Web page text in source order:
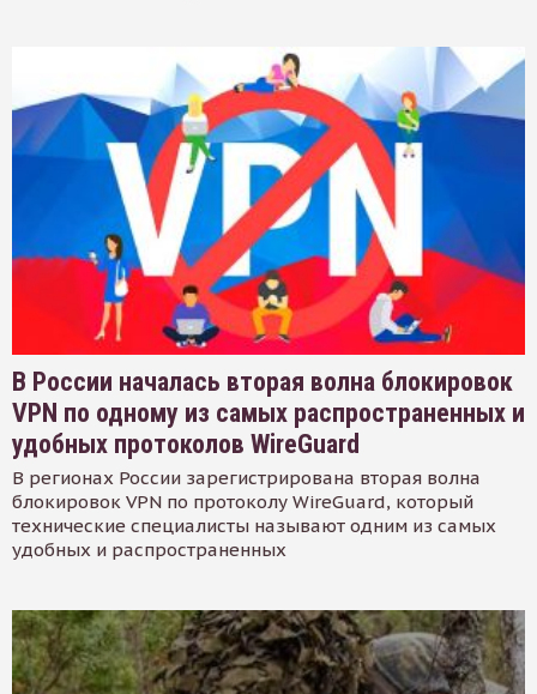
В России началась вторая волна блокировок
VPN по одному из самых распространенных и
удобных протоколов WireGuard
В регионах России зарегистрирована вторая волна
блокировок VPN по протоколу WireGuard, который
технические специалисты называют одним из самых
удобных и распространенных